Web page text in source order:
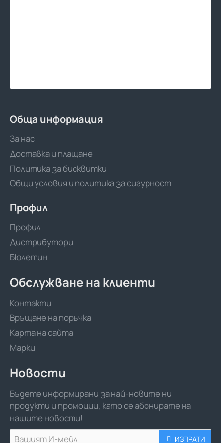
Обща информация
За нас
Доставка и плащане
Политика за бисквитки
Общи условия и политика за сигурност
Профил
Профил
Дистрибутори
Бюлетин
Обслужване на клиенти
Контакти
Връщане на поръчка
Карта на сайта
Марки
Новости
Бъдете информирани за най-новите ни
продукти и промоции, като се абонирате на
нашите новости!
ИЗПРАТИ